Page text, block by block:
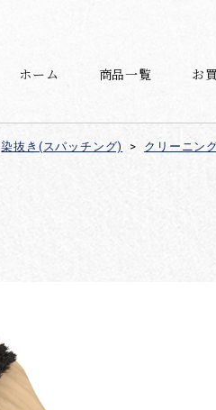
ホーム 商品一覧 お
染抜き(スパッチング) > クリーニン